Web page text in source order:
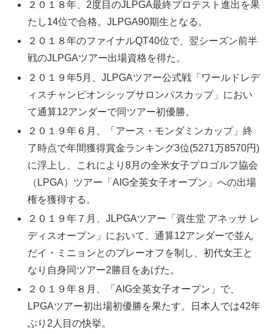
２０１８年、2度目のJLPGA最終プロテスト進出を果
たし14位で合格。JLPGA90期生となる。
２０１８年のファイナルQT40位で、翌シーズン前半
戦のJLPGAツアー出場資格を得た。
２０１９年5月、JLPGAツアー公式戦「ワールドレデ
ィスチャンピオンシップサロンパスカップ」におい
て通算12アンダーで同ツアー初優勝。
２０１９年６月、「アース・モンダミンカップ」終
了時点で年間獲得賞金ランキング3位(5271万8570円)
に浮上し、これにより8月の全米女子プロゴルフ協会
（LPGA）ツアー「AIG全英女子オープン」への出場
権を獲得する。
２０１９年７月、JLPGAツアー「資生堂 アネッサ レ
ディスオープン」において、通算12アンダーで並ん
だイ・ミニョンとのプレーオフを制し、初代女王と
なり自身同ツアー2勝目をあげた。
２０１９年８月、「AIG全英女子オープン」で、
LPGAツアー初出場初優勝を果たす。日本人では42年
ぶり2人目の快挙。